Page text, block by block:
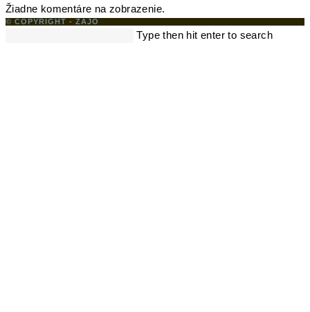
Žiadne komentáre na zobrazenie.
© COPYRIGHT - ZAJO
Type then hit enter to search